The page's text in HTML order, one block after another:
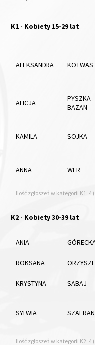
K1 - Kobiety 15-29 lat
ALEKSANDRA KOTWAS
ALICJA
PYSZKA-
BAZAN
KAMILA SOJKA
ANNA WER
Ilość zgłoszeń w kategorii K1: 4
K2 - Kobiety 30-39 lat
ANIA
ROKSANA
KRYSTYNA SABAJ
SYLWIA
Ilość zgłoszeń w kategorii K2: 4